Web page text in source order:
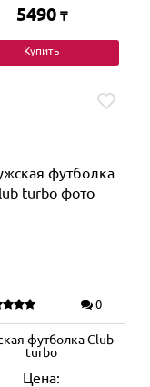
5490 ₸
Купить
0
футболка Club
turbo
Цена: